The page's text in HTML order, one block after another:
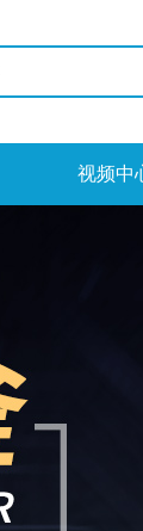
视频中